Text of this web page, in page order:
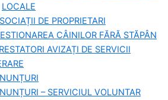
LOCALE
DE PROPRIETARI
CÂINILOR FĂRĂ STĂPÂN
AVIZAȚI DE SERVICII
– SERVICIUL VOLUNTAR